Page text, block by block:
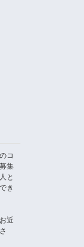
コ
集
と
き
近